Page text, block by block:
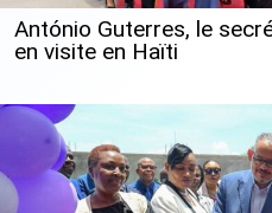
António Guterres, le
en visite en Haïti